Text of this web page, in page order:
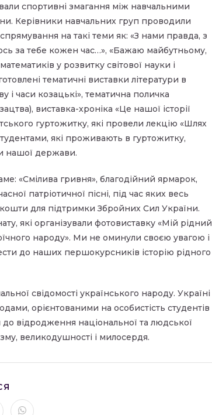
спортивні змагання між навчальними
Керівники навчальних груп проводили
на такі теми як: «З нами правда, з
за тебе кожен час…», «Бажаю майбутньому,
у розвитку світової науки і
тематичні виставки літератури в
і часи козацькі», тематична поличка
виставка-хроніка «Це нашої історії
гуртожитку, які провели лекцію «Шлях
які проживають в гуртожитку,
нашої держави.
«Смілива гривня», благодійний ярмарок,
патріотичної пісні, під час яких весь
для підтримки Збройних Сил України.
які організували фотовиставку «Мій рідний
народу». Ми не оминули своєю увагою і
до наших першокурсників історію рідного
свідомості українського народу. Україні
орієнтованими на особистість студентів
відродження національної та людської
великодушності і милосердя.
ЦИМ
ВМІСТОМ